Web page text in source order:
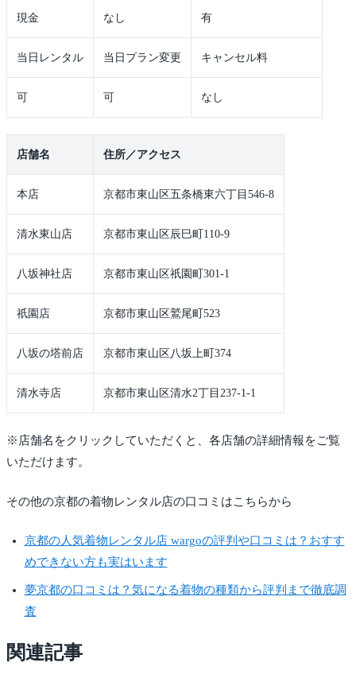
現金 なし 有
当日レンタル 当日プラン変更 キャンセル料
可 可 なし
店舗名 住所／アクセス
本店 京都市東山区五条橋東六丁目546-8
清水東山店 京都市東山区辰巳町110-9
八坂神社店 京都市東山区祇園町301-1
祇園店 京都市東山区鷲尾町523
八坂の塔前店 京都市東山区八坂上町374
清水寺店 京都市東山区清水2丁目237-1-1
※店舗名をクリックしていただくと、各店舗の詳細情報をご覧
いただけます。
その他の京都の着物レンタル店の口コミはこちらから
京都の人気着物レンタル店 wargoの評判や口コミは？おすす
めできない方も実はいます
夢京都の口コミは？気になる着物の種類から評判まで徹底調
査
関連記事